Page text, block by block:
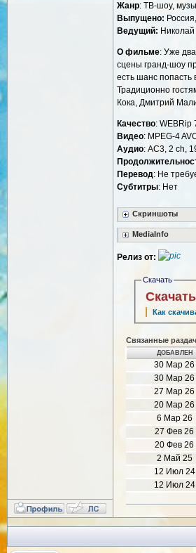
Жанр: ТВ-шоу,
Выпущено:
Ведущий:
О фильме: Уже
сцены гранд-шоу
есть шанс
Традиционно
Кока, Дмитрий
Качество: WEBRip
Видео: MPEG-4
Аудио: AC3, 2 ch,
Перевод: Не
Субтитры: Нет
Скриншоты
MediaInfo
Релиз от:
Скачать
Как
Связанные
ДОБАВЛЕН
30 Мар 26
30 Мар 26
27 Мар 26
20 Мар 26
6 Мар 26
27 Фев 26
20 Фев 26
2 Май 25
12 Июл 24
12 Июл 24